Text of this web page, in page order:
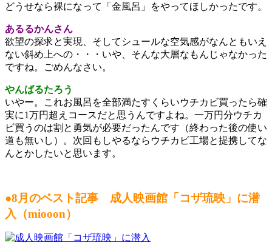
どうせなら裸になって「金風呂」をやってほしかったです。
あるるかんさん
欲望の探求と実現、そしてシュールな空気感がなんともいえ
ない斜め上への・・・いや、そんな大層なもんじゃなかった
ですね。ごめんなさい。
やんばるたろう
いやー。これお風呂を全部満たすくらいウチカビ買ったら確
実に1万円超えコースだと思うんですよね。一万円分ウチカ
ビ買うのは割と勇気が必要だったんです（終わった後の使い
道も無いし）。次回もしやるならウチカビ工場と提携してな
んとかしたいと思います。
●8月のベスト記事 成人映画館「コザ琉映」に潜
入（miooon）